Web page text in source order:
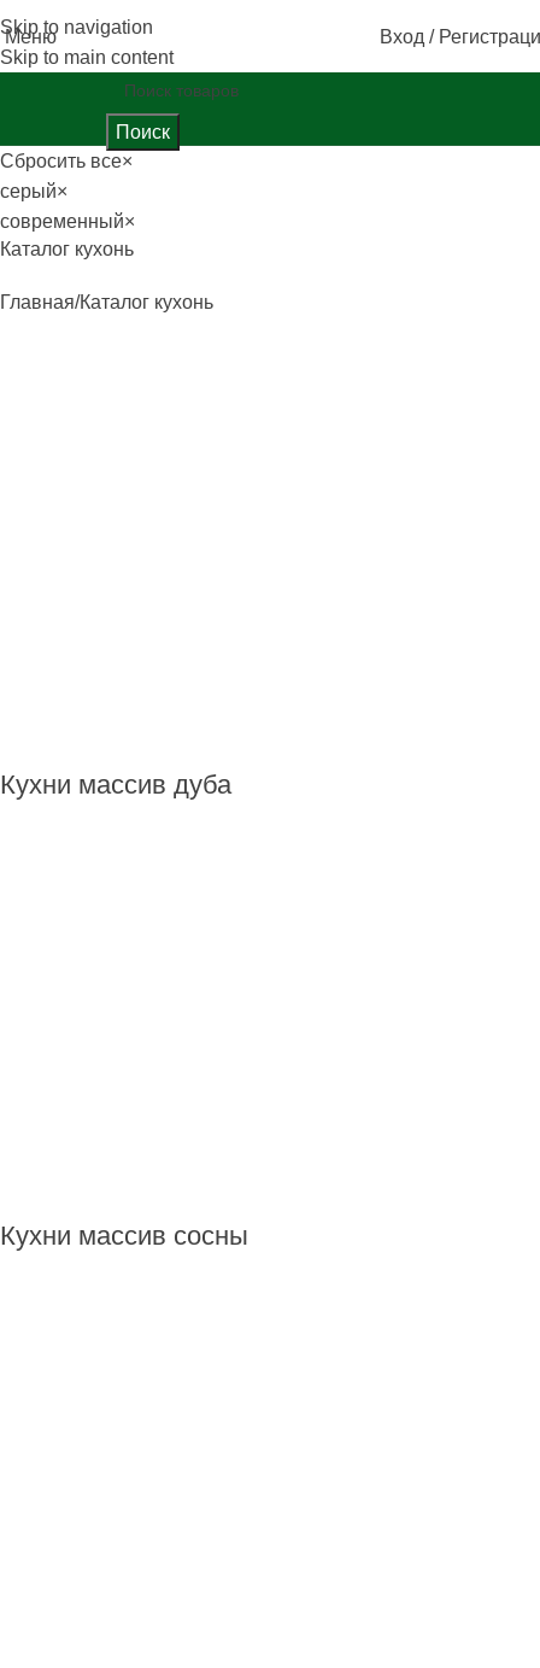
Skip to navigation
Skip to main content
Меню Вход /
Поиск
Сбросить все×
серый×
современный×
Каталог кухонь
Главная Каталог кухонь
Кухни массив дуба
Кухни массив сосны